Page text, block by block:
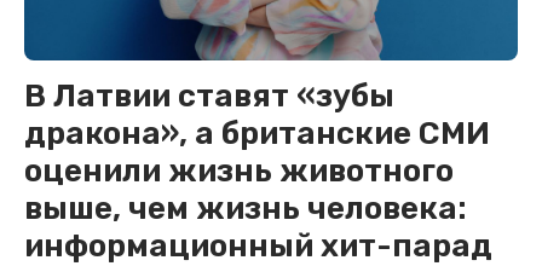
В Латвии ставят «зубы
дракона», а британские СМИ
оценили жизнь животного
выше, чем жизнь человека:
информационный хит-парад